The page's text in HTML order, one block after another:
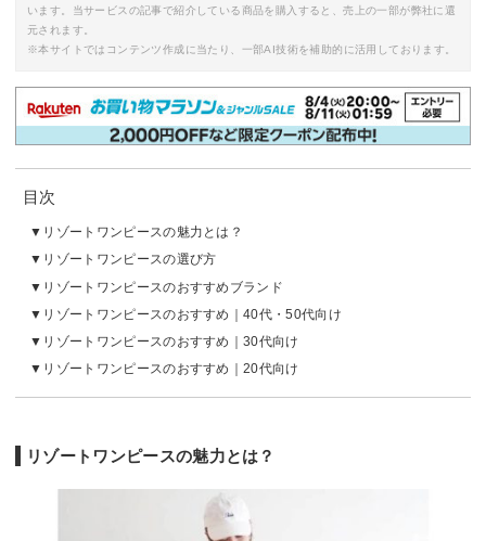
います。当サービスの記事で紹介している商品を購入すると、売上の一部が弊社に還
元されます。
※本サイトではコンテンツ作成に当たり、一部AI技術を補助的に活用しております。
目次
リゾートワンピースの魅力とは？
リゾートワンピースの選び方
リゾートワンピースのおすすめブランド
リゾートワンピースのおすすめ｜40代・50代向け
リゾートワンピースのおすすめ｜30代向け
リゾートワンピースのおすすめ｜20代向け
リゾートワンピースの魅力とは？